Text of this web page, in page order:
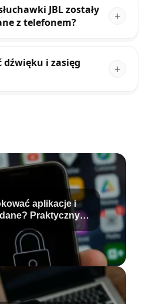
JBL zostały
z telefonem?
dźwięku i zasięg
aplikacje i
Praktyczny